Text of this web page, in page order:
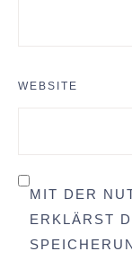
WEBSITE
MIT DER
ERKLÄRST